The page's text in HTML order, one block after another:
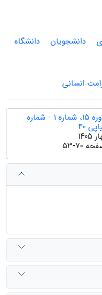
دانشجویان
دانشگاه
انسانی
دوره 15، شماره 1 - شماره
40
53-70